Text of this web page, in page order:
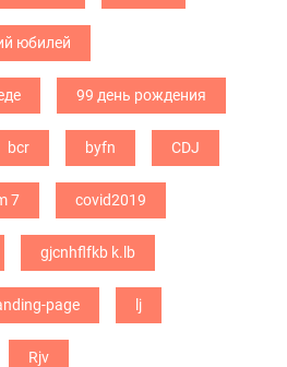
юбилей
99 день рождения
bcr byfn CDJ
7 covid2019
gjcnhflfkb k.lb
page lj
Rjv